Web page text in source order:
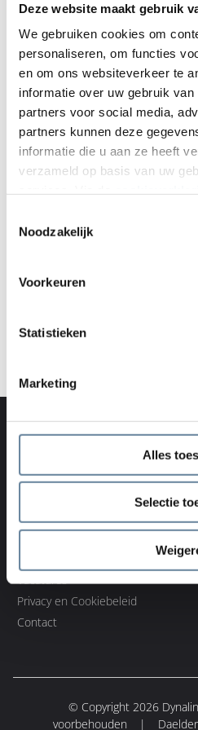
Deze website maakt gebruik
We gebruiken cookies om
personaliseren, om functies
en om ons websiteverkeer te
informatie over uw gebruik
partners voor social media,
partners kunnen deze
informatie die u aan ze heeft
verzameld op basis van uw
Noodzakelijk
Voorkeuren
Statistieken
Marketing
Alles
Selectie
voor de grande finale. In de finale
winst vandoor te gaan. Daarnaast
pingpong winnaar en verzekerde
Rob was zo sportief om zijn
alle deelnemers uitgenodigd voor
#Robbedankt!#Tafeltennis
Home
Onze expertises
Showcases
Vacatures
Privacy en Cookiebeleid
Contact
© Copyright 2026
voorbehouden
|